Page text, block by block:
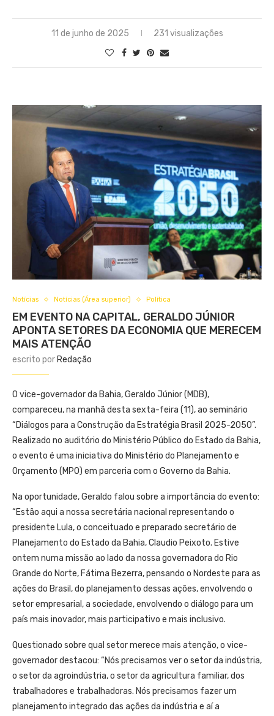
11 de junho de 2025 231 visualizações
Notícias Notícias (Área superior) Política
EM EVENTO NA CAPITAL, GERALDO JÚNIOR
APONTA SETORES DA ECONOMIA QUE MERECEM
MAIS ATENÇÃO
escrito por Redação
O vice-governador da Bahia, Geraldo Júnior (MDB),
compareceu, na manhã desta sexta-feira (11), ao seminário
“Diálogos para a Construção da Estratégia Brasil 2025-2050”.
Realizado no auditório do Ministério Público do Estado da Bahia,
o evento é uma iniciativa do Ministério do Planejamento e
Orçamento (MPO) em parceria com o Governo da Bahia.
Na oportunidade, Geraldo falou sobre a importância do evento:
“Estão aqui a nossa secretária nacional representando o
presidente Lula, o conceituado e preparado secretário de
Planejamento do Estado da Bahia, Claudio Peixoto. Estive
ontem numa missão ao lado da nossa governadora do Rio
Grande do Norte, Fátima Bezerra, pensando o Nordeste para as
ações do Brasil, do planejamento dessas ações, envolvendo o
setor empresarial, a sociedade, envolvendo o diálogo para um
país mais inovador, mais participativo e mais inclusivo.
Questionado sobre qual setor merece mais atenção, o vice-
governador destacou: “Nós precisamos ver o setor da indústria,
o setor da agroindústria, o setor da agricultura familiar, dos
trabalhadores e trabalhadoras. Nós precisamos fazer um
planejamento integrado das ações da indústria e aí a